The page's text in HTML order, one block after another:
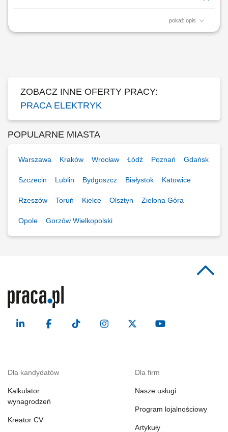
pokaż opis
Zakres obowiązków: Wykonywanie instalacji elektrycznych w obiektach
ZOBACZ INNE OFERTY PRACY:
PRACA ELEKTRYK
POPULARNE MIASTA
Warszawa Kraków Wrocław Łódź Poznań Gdańsk
Szczecin Lublin Bydgoszcz Białystok Katowice
Rzeszów Toruń Kielce Olsztyn Zielona Góra
Opole Gorzów Wielkopolski
Dla kandydatów
Kalkulator
wynagrodzeń
Kreator CV
Dla firm
Nasze usługi
Program lojalnościowy
Artykuły